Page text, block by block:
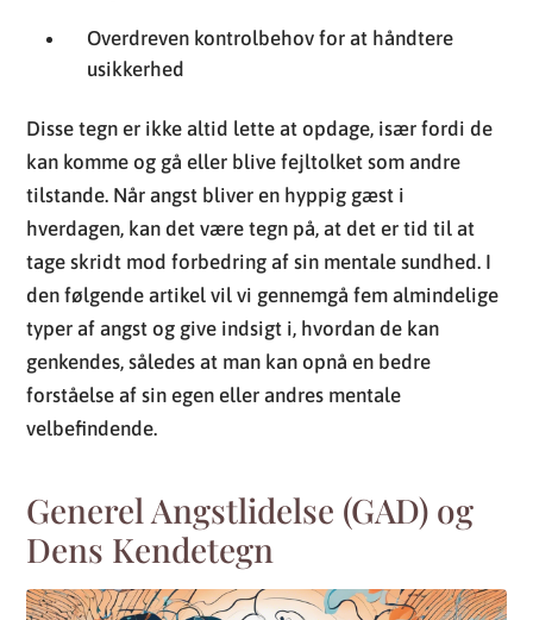
Overdreven kontrolbehov for at håndtere
usikkerhed
Disse tegn er ikke altid lette at opdage, især fordi de
kan komme og gå eller blive fejltolket som andre
tilstande. Når angst bliver en hyppig gæst i
hverdagen, kan det være tegn på, at det er tid til at
tage skridt mod forbedring af sin mentale sundhed. I
den følgende artikel vil vi gennemgå fem almindelige
typer af angst og give indsigt i, hvordan de kan
genkendes, således at man kan opnå en bedre
forståelse af sin egen eller andres mentale
velbefindende.
Generel Angstlidelse (GAD) og
Dens Kendetegn